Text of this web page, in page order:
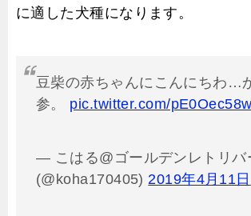
に適した犬種になります。
豆柴の赤ちゃんにこんにちわ…
参。 pic.twitter.com/
— こはる@ゴールデンレトリバ
(@koha170405) 2019年4月11日